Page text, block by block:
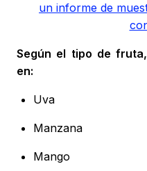
un informe de
Según el tipo de
en:
Uva
Manzana
Mango